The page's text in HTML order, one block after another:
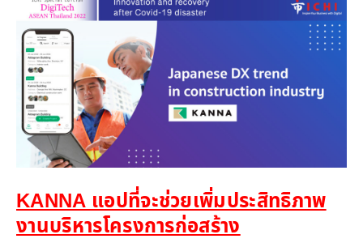
KANNA แอปที่จะช่วยเพิ่มประสิทธิภาพ
งานบริหารโครงการก่อสร้าง